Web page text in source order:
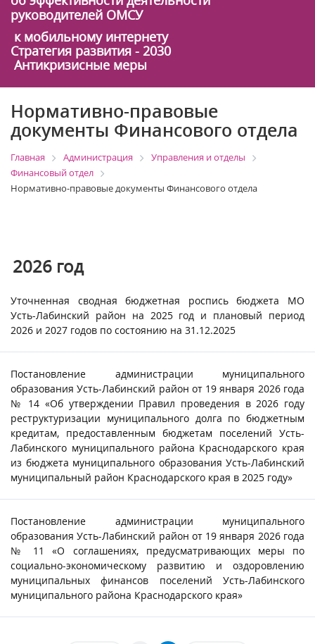
руководителей ОМСУ
к мобильному интернету
Стратегия развития - 2030
Антикризисные меры
Нормативно-правовые
документы Финансового отдела
Главная Администрация
Управления и отделы
Финансовый отдел
Нормативно-правовые документы Финансового отдела
2026 год
Уточненная сводная бюджетная роспись бюджета МО
Усть-Лабинский район на 2025 год и плановый период
2026 и 2027 годов по состоянию на 31.12.2025
Постановление администрации муниципального
образования Усть-Лабинский район от 19 января 2026 года
№ 14 «Об утверждении Правил проведения в 2026 году
реструктуризации муниципального долга по бюджетным
кредитам, предоставленным бюджетам поселений Усть-
Лабинского муниципального района Краснодарского края
из бюджета муниципального образования Усть-Лабинский
муниципальный район Краснодарского края в 2025 году»
Постановление администрации муниципального
образования Усть-Лабинский район от 19 января 2026 года
№ 11 «О соглашениях, предусматривающих меры по
социально-экономическому развитию и оздоровлению
муниципальных финансов поселений Усть-Лабинского
муниципального района Краснодарского края»